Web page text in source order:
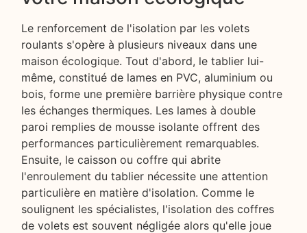
Le renforcement de l'isolation par les volets
roulants s'opère à plusieurs niveaux dans une
maison écologique. Tout d'abord, le tablier lui-
même, constitué de lames en PVC, aluminium ou
bois, forme une première barrière physique contre
les échanges thermiques. Les lames à double
paroi remplies de mousse isolante offrent des
performances particulièrement remarquables.
Ensuite, le caisson ou coffre qui abrite
l'enroulement du tablier nécessite une attention
particulière en matière d'isolation. Comme le
soulignent les spécialistes, l'isolation des coffres
de volets est souvent négligée alors qu'elle joue